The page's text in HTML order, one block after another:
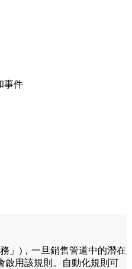
事件
」)，一旦銷售管道中的潛在
啟用該規則。自動化規則可